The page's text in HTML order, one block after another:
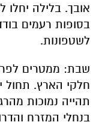
אובך. בלילה יחלו
בסופות רעמים
לשטפונות.
שבת: ממטרים
חלקי הארץ. תחול
תהייה נמוכות
בנחלי המזרח